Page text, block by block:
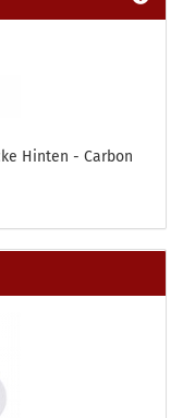
Hinten - Carbon